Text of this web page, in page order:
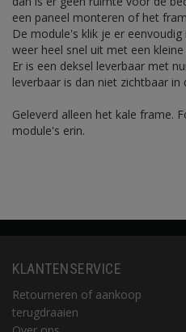
een paneel monteren of het
De module's klik je er
weer heel snel uit met een
Er is een deksel leverbaar met
leverbaar is dan niet zichtbaar in
Geleverd alleen het kale frame.
module's erin.
KLANTENSERVICE
Retourneren of aankoop
terugdraaien